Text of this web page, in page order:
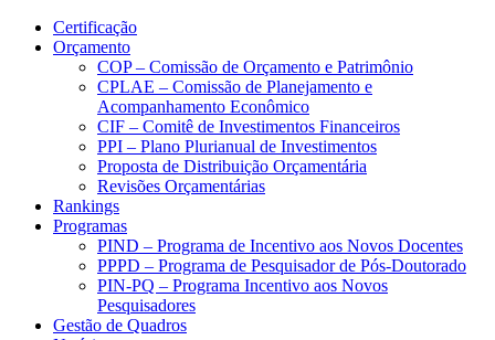
Certificação
Orçamento
COP – Comissão de Orçamento e Patrimônio
CPLAE – Comissão de Planejamento e
Acompanhamento Econômico
CIF – Comitê de Investimentos Financeiros
PPI – Plano Plurianual de Investimentos
Proposta de Distribuição Orçamentária
Revisões Orçamentárias
Rankings
Programas
PIND – Programa de Incentivo aos Novos Docentes
PPPD – Programa de Pesquisador de Pós-Doutorado
PIN-PQ – Programa Incentivo aos Novos
Pesquisadores
Gestão de Quadros